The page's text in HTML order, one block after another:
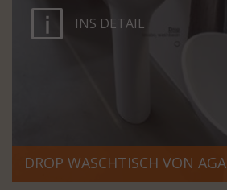
INS DETAIL
DROP WASCHTISCH VON